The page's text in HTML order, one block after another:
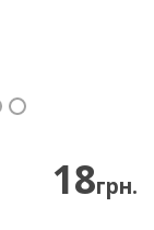
18грн.